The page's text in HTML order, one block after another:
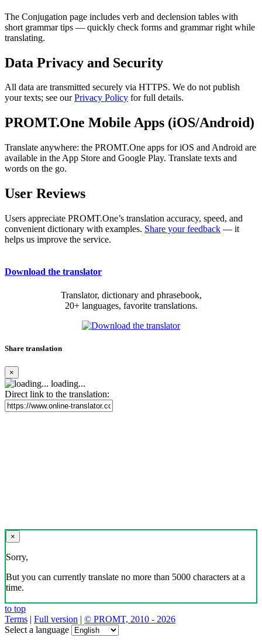
The Conjugation page includes verb and declension tables with
short grammar tips — quickly check forms and grammar right while
translating.
Data Privacy and Security
All data are transmitted securely via HTTPS. We do not publish
your texts; see ourPrivacy Policy for full details.
PROMT.One Mobile Apps (iOS/Android)
Translate anywhere: the PROMT.One apps for iOS and Android are
available in the App Store and Google Play. Translate texts and
words on the go.
User Reviews
Users appreciate PROMT.One’s translation accuracy, speed, and
convenient dictionary with examples. Share your feedback — it
helps us improve the service.
Download the translator
Translator, dictionary and phrasebook,
20+ languages, favorite translations.
Share translation
×
loading...
Direct link to the translation:
×
Sorry,
But you can currently translate no more than 5000 characters at a
time.
to top
Terms | Full version | © PROMT, 2010 - 2026
Select a language